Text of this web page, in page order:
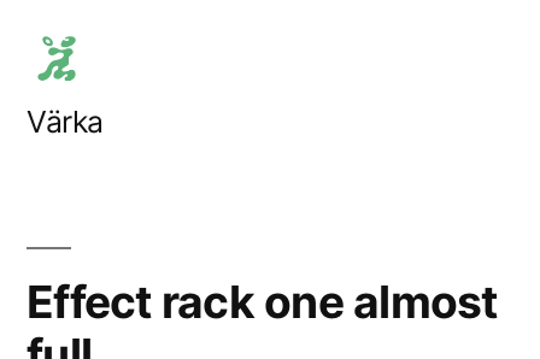
content
Värka
Effect rack one almost